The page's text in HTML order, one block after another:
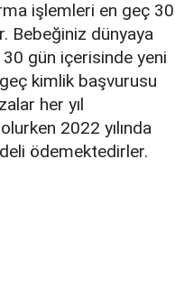
işlemleri en geç 30
Bebeğiniz dünyaya
gün içerisinde yeni
kimlik başvurusu
her yıl
2022 yılında
ödemektedirler.